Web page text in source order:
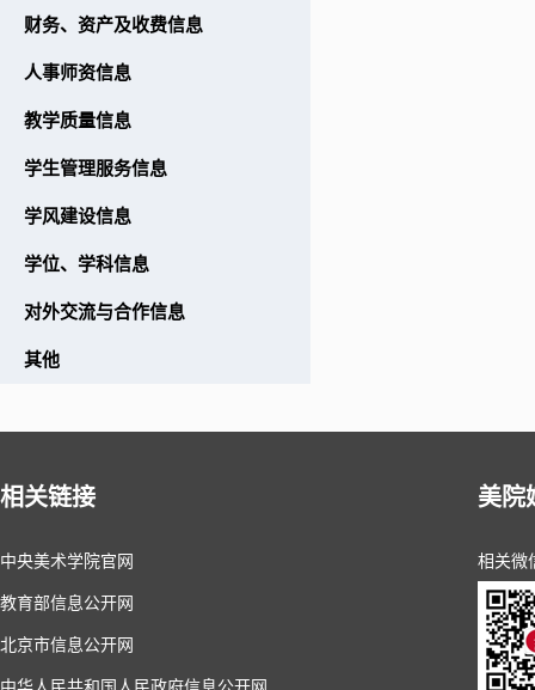
财务、资产及收费信息
人事师资信息
教学质量信息
学生管理服务信息
学风建设信息
学位、学科信息
对外交流与合作信息
其他
相关链接
中央美术学院官网
教育部信息公开网
北京市信息公开网
中华人民共和国人民政府信息公开网
美院
相关微